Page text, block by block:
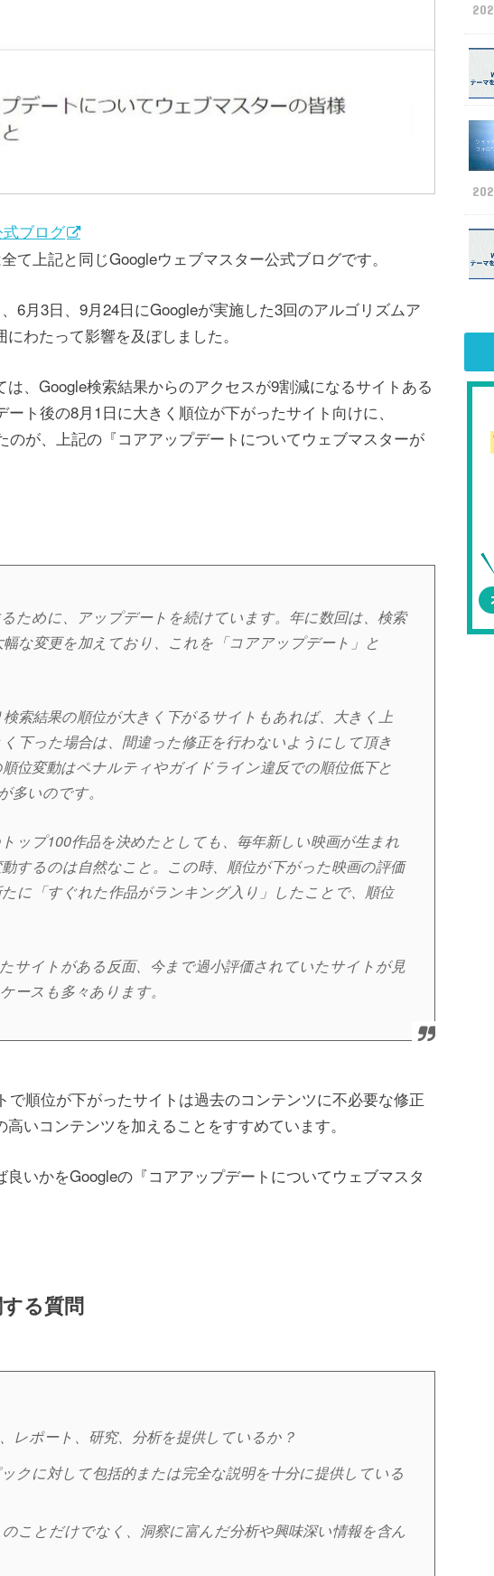
ブログ
て上記と同じGoogleウェブマスター公式ブログです。
6月3日、9月24日にGoogleが実施した3回のアルゴリズムア
わたって影響を及ぼしました。
、Google検索結果からのアクセスが9割減になるサイトある
ト後の8月1日に大きく順位が下がったサイト向けに、
のが、上記の『コアアップデートについてウェブマスターが
ために、アップデートを続けています。年に数回は、検索
な変更を加えており、これを「コアアップデート」と
索結果の順位が大きく下がるサイトもあれば、大きく上
下った場合は、間違った修正を行わないようにして頂き
位変動はペナルティやガイドライン違反での順位低下と
多いのです。
ップ100作品を決めたとしても、毎年新しい映画が生まれ
するのは自然なこと。この時、順位が下がった映画の評価
に「すぐれた作品がランキング入り」したことで、順位
サイトがある反面、今まで過小評価されていたサイトが見
ースも多々あります。
で順位が下がったサイトは過去のコンテンツに不必要な修正
いコンテンツを加えることをすすめています。
いかをGoogleの『コアアップデートについてウェブマスタ
る質問
レポート、研究、分析を提供しているか？
クに対して包括的または完全な説明を十分に提供している
ことだけでなく、洞察に富んだ分析や興味深い情報を含ん